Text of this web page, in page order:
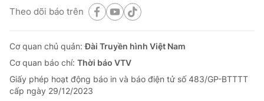
Theo dõi báo trên
Cơ quan chủ quản:Đài Truyền hình Việt Nam
Cơ quan báo chí: Thời báo VTV
Giấy phép hoạt động báo in và báo điện tử số 483/GP-BTTTT
cấp ngày 29/12/2023